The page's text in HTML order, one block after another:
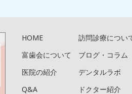
HOME 訪問診療につい
富歯会について
ブログ・コラム
医院の紹介
デンタルラボ
Q&A
ドクター紹介